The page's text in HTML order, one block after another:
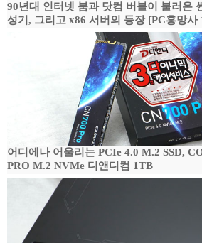
90년대 인터넷 붐과 닷컴 버블이 불러온
성기, 그리고 x86 서버의 등장 [PC흥망사
어디에나 어울리는 PCIe 4.0 M.2 SSD,
PRO M.2 NVMe 디앤디컴 1TB